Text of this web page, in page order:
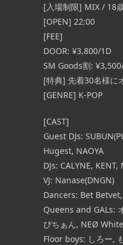
[入場制限] MIX / 18
[OPEN] 22:00
[FEE]
DOOR: ¥3,800/1D
SM Goods割:
[特典] 先着30名様に
[GENRE] K-POP
[CAST]
Guest DJs:
Hugest, NAOYA
DJs: CALYNE,
VJ: Nanase(DNGN)
Dancers: Bet
Queens and GALs:
ぴちぁん, NEØ White
Floor boys: しろー,